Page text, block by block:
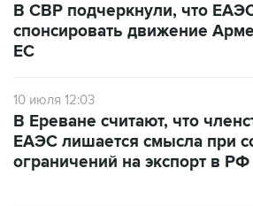
В СВР подчеркнули, что
спонсировать движение
ЕС
10 июля 12:03
В Ереване считают, что
ЕАЭС лишается смысла при
ограничений на экспорт в РФ